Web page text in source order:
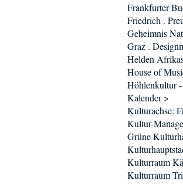
Frankfurter
Friedrich .
Geheimnis
Graz .
Helden
House of
Höhlenkultur
Kalender >
Kulturachse:
Kultur-
Grüne
Kulturraum
Kulturraum